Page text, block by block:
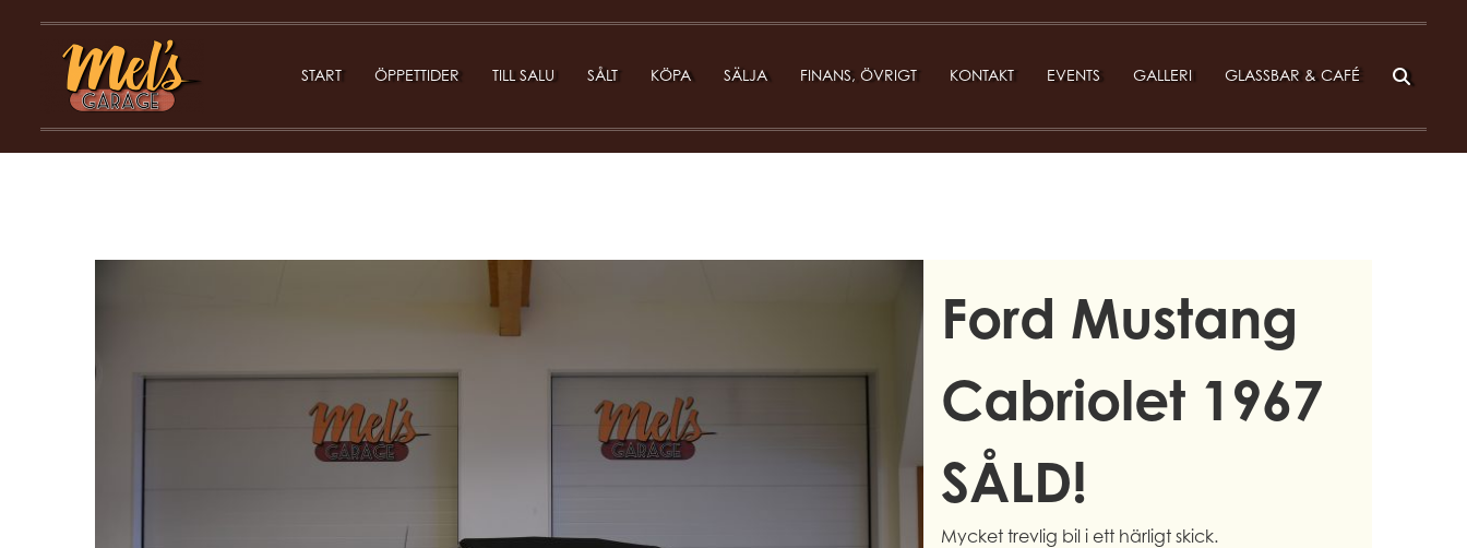
START ÖPPETTIDER TILL SALU SÅLT KÖPA SÄLJA FINANS, ÖVRIGT KONTAKT EVENTS GALLERI GLASSBAR & CAFÉ
Ford Mustang
Cabriolet 1967
SÅLD!
Mycket trevlig bil i ett härligt skick.